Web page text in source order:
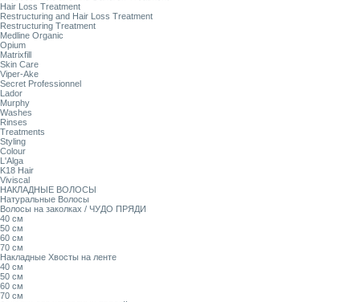
Hair Loss Treatment
Restructuring and Hair Loss Treatment
Restructuring Treatment
Medline Organic
Opium
Matrixfill
Skin Care
Viper-Ake
Secret Professionnel
Lador
Murphy
Washes
Rinses
Treatments
Styling
Colour
L'Alga
K18 Hair
Viviscal
НАКЛАДНЫЕ ВОЛОСЫ
Натуральные Волосы
Волосы на заколках / ЧУДО ПРЯДИ
40 см
50 см
60 см
70 см
Накладные Хвосты на ленте
40 см
50 см
60 см
70 см